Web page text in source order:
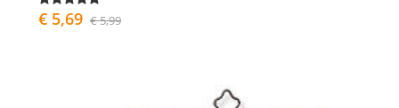
€ 5,69 € 5,99